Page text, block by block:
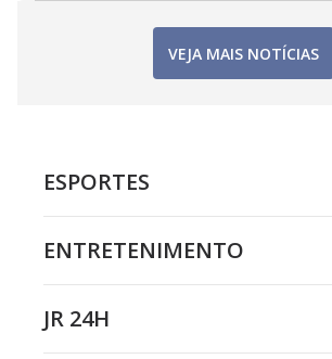
VEJA MAIS NOTÍCIAS
ESPORTES
ENTRETENIMENTO
JR 24H